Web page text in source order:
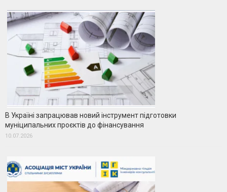
В Україні запрацював новий інструмент підготовки
муніципальних проєктів до фінансування
10.07.2026